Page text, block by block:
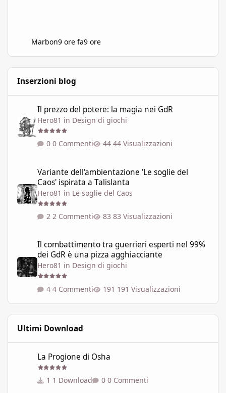
Marbon9 ore fa9 ore
Inserzioni blog
Il prezzo del potere: la magia nei GdR
Hero81 in Design di giochi
0 Commenti 44 Visualizzazioni
Variante dell'ambientazione 'Le soglie del
Caos' ispirata a Talislanta
Hero81 in Le soglie del Caos
2 Commenti 83 Visualizzazioni
Il combattimento tra guerrieri esperti nel 99%
dei GdR è una pizza agghiacciante
Hero81 in Design di giochi
4 Commenti 191 Visualizzazioni
Ultimi Download
La Progione di Osha
1 Download 0 Commenti